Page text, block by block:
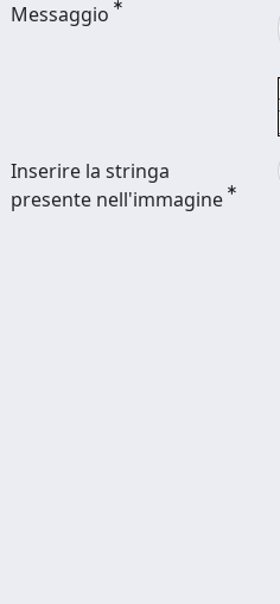
Messaggio
Inserire la stringa
presente nell'immagine